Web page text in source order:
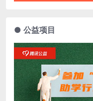
● 公益项目